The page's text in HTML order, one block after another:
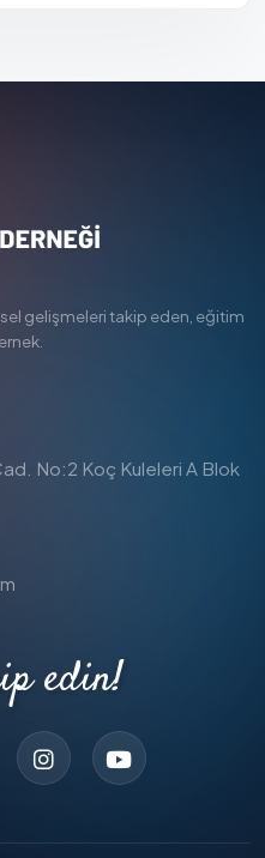
gelişmeleri takip eden, eğitim
No:2 Koç Kuleleri A Blok
edin!